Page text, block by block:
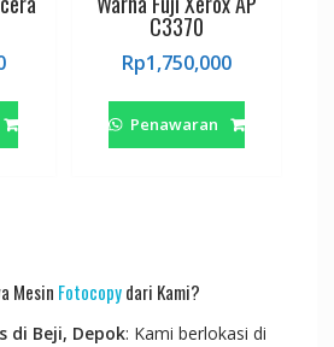
C3370
Rp1,750,000
Penawaran
Mesin Fotocopydari Kami?
di Beji, Depok: Kami berlokasi di